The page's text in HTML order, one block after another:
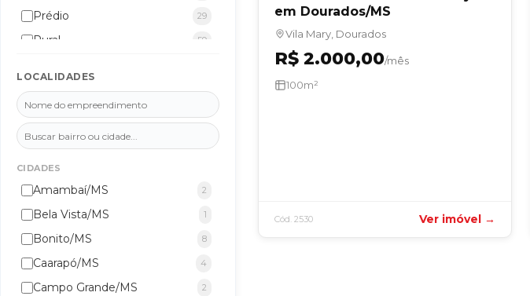
Prédio 29
Rural 59
Salão Comercial 60
Terreno/Lote
LOCALIDADES
CIDADES
Amambaí/MS 2
Bela Vista/MS 1
Bonito/MS 8
Caarapó/MS 4
Campo Grande/MS 2
em Dourados/MS
Vila Mary, Dourados
R$ 2.000,00/mês
100m²
Cód. 2530 Ver imóvel →